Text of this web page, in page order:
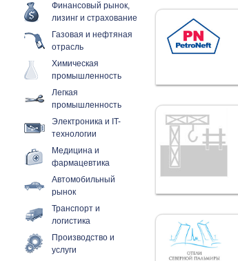
Финансовый рынок,
лизинг и страхование
Газовая и нефтяная
отрасль
Химическая
промышленность
Легкая
промышленность
Электроника и IT-
технологии
Медицина и
фармацевтика
Автомобильный
рынок
Транспорт и
логистика
Производство и
услуги